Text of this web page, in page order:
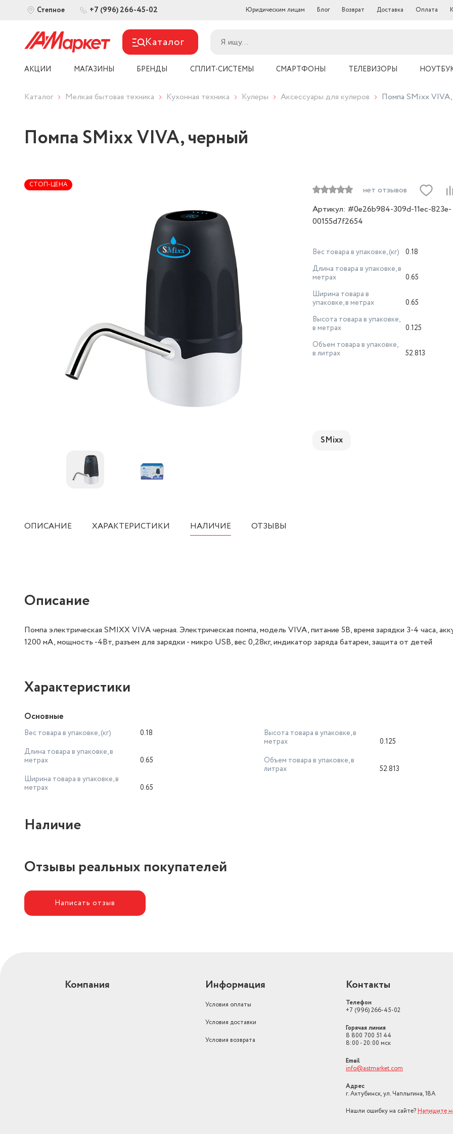
Степное +7 (996) 266-45-02 Юридическим лицам Блог Возврат Доставка Оплата
Каталог
АКЦИИ МАГАЗИНЫ БРЕНДЫ СПЛИТ-СИСТЕМЫ СМАРТФОНЫ ТЕЛЕВИЗОРЫ
Каталог Мелкая бытовая техника Кухонная техника Кулеры Аксессуары для кулеров Помпа SMixx
Помпа SMixx VIVA, черный
СТОП-ЦЕНА
нет отзывов
Артикул: #0e26b984-309d-11ec-823e-
00155d7f2654
Вес товара в упаковке, (кг)
0.18
Длина товара в упаковке, в
метрах
0.65
Ширина товара в
упаковке, в метрах
0.65
Высота товара в упаковке,
в метрах
0.125
Объем товара в упаковке,
в литрах
52.813
SMixx
ОПИСАНИЕ ХАРАКТЕРИСТИКИ НАЛИЧИЕ ОТЗЫВЫ
Описание
Помпа электрическая SMIXX VIVA черная. Электрическая помпа, модель VIVA, питание 5В, время зарядки 3-4 часа,
1200 мА, мощность -4Вт, разъем для зарядки - микро USB, вес 0,28кг, индикатор заряда батареи, защита от детей
Характеристики
Основные
Вес товара в упаковке, (кг)
0.18
Длина товара в упаковке, в
метрах
0.65
Ширина товара в упаковке, в
метрах
0.65
Высота товара в упаковке, в
метрах
0.125
Объем товара в упаковке, в
литрах
52.813
Наличие
Отзывы реальных покупателей
Написать отзыв
Компания Информация
Условия оплаты
Условия доставки
Условия возврата
Контакты
Телефон
+7 (996) 266-45-02
Горячая линия
8 800 700 51 44
8:00 - 20:00 мск
Email
info@astmarket.com
Адрес
г. Ахтубинск, ул. Чаплыгина, 18А
Нашли ошибку на сайте? Напишите